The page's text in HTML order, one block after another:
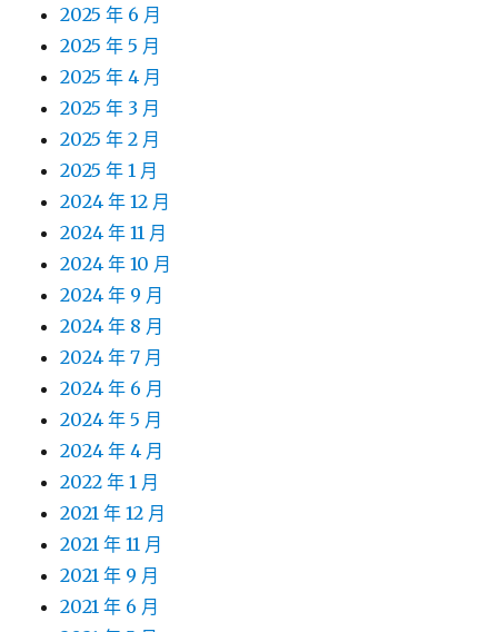
2025 年 6 月
2025 年 5 月
2025 年 4 月
2025 年 3 月
2025 年 2 月
2025 年 1 月
2024 年 12 月
2024 年 11 月
2024 年 10 月
2024 年 9 月
2024 年 8 月
2024 年 7 月
2024 年 6 月
2024 年 5 月
2024 年 4 月
2022 年 1 月
2021 年 12 月
2021 年 11 月
2021 年 9 月
2021 年 6 月